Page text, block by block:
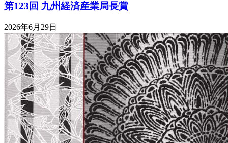
第123回 九州経済産業局長賞
2026年6月29日